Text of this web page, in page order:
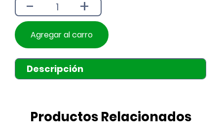
$3.990.
$3.590.
- +
Agregar al carro
Descripción
Productos Relacionados